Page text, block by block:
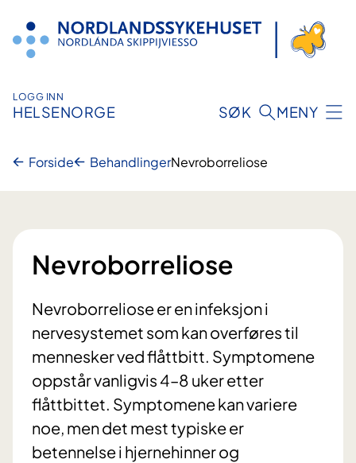
innhold
LOGG INN
HELSENORGE SØK MENY
Forside BehandlingerNevroborreliose
Nevroborreliose
Nevroborreliose er en infeksjon i
nervesystemet som kan overføres til
mennesker ved flåttbitt. Symptomene
oppstår vanligvis 4–8 uker etter
flåttbittet. Symptomene kan variere
noe, men det mest typiske er
betennelse i hjernehinner og